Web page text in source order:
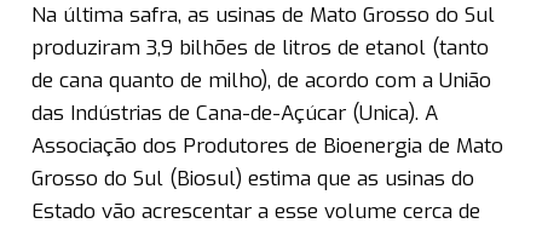
Na última safra, as usinas de Mato Grosso do Sul
produziram 3,9 bilhões de litros de etanol (tanto
de cana quanto de milho), de acordo com a União
das Indústrias de Cana-de-Açúcar (Unica). A
Associação dos Produtores de Bioenergia de Mato
Grosso do Sul (Biosul) estima que as usinas do
Estado vão acrescentar a esse volume cerca de